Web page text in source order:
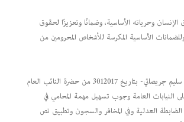
الإنسان وحرياته الأساسية، وضمانًا وتعزيزًا لحقوق
الأساسية المكرسة للأشخاص المحرومين من
طلب وزير العدل - سليم جريصاتي- بتاريخ 3012017 من حضرة النائب العام
النيابات العامة وجوب تسهيل مهمة المحامي في
الضابطة العدلية وفي المخافر والسجون وتطبيق نص